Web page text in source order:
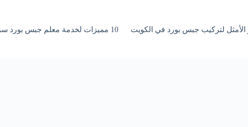
10 مميزات لخدمة معلم جبس بورد سريع التنفيذ في الكويت